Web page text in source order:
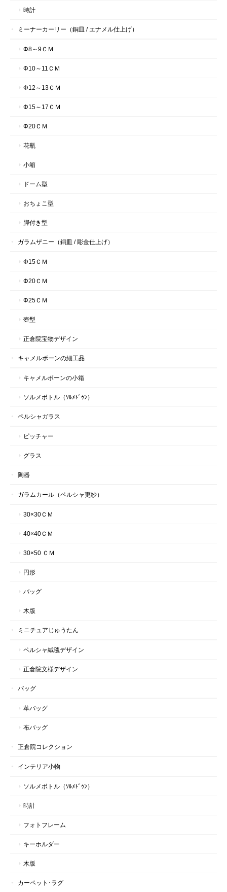
時計
ミーナーカーリー（銅皿 / エナメル仕上げ）
Φ8～9ＣＭ
Φ10～11ＣＭ
Φ12～13ＣＭ
Φ15～17ＣＭ
Φ20ＣＭ
花瓶
小箱
ドーム型
おちょこ型
脚付き型
ガラムザニー（銅皿 / 彫金仕上げ）
Φ15ＣＭ
Φ20ＣＭ
Φ25ＣＭ
壺型
正倉院宝物デザイン
キャメルボーンの細工品
キャメルボーンの小箱
ソルメボトル（ｿﾙﾒﾄﾞｩﾝ）
ペルシャガラス
ピッチャー
グラス
陶器
ガラムカール（ペルシャ更紗）
30×30ＣＭ
40×40ＣＭ
30×50 ＣＭ
円形
バッグ
木版
ミニチュアじゅうたん
ペルシャ絨毯デザイン
正倉院文様デザイン
バッグ
革バッグ
布バッグ
正倉院コレクション
インテリア小物
ソルメボトル（ｿﾙﾒﾄﾞｩﾝ）
時計
フォトフレーム
キーホルダー
木版
カーペット･ラグ